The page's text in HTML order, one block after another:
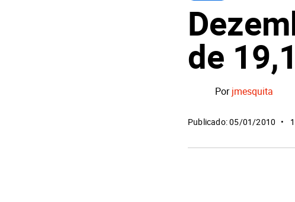
de
Porjmesquita
Publicado: 05/01/2010